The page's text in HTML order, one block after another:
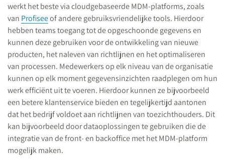
werkt het beste via cloudgebaseerde MDM-platforms, zoals
van Profiseeof andere gebruiksvriendelijke tools. Hierdoor
hebben teams toegang tot de opgeschoonde gegevens en
kunnen deze gebruiken voor de ontwikkeling van nieuwe
producten, het naleven van richtlijnen en het optimaliseren
van processen. Medewerkers op elk niveau van de organisatie
kunnen op elk moment gegevensinzichten raadplegen om hun
werk efficiënt uit te voeren. Hierdoor kunnen ze bijvoorbeeld
een betere klantenservice bieden en tegelijkertijd aantonen
dat het bedrijf voldoet aan richtlijnen van toezichthouders. Dit
kan bijvoorbeeld door dataoplossingen te gebruiken die de
integratie van de front- en backoffice met het MDM-platform
mogelijk maken.